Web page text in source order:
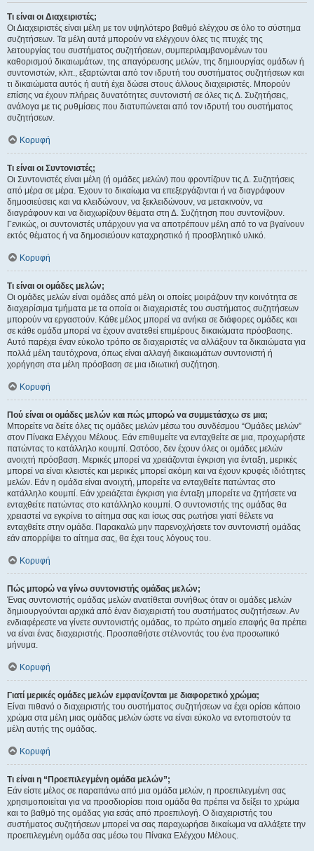
Τι είναι οι Διαχειριστές;
Οι Διαχειριστές είναι μέλη με τον υψηλότερο βαθμό ελέγχου σε όλο το σύστημα
συζητήσεων. Τα μέλη αυτά μπορούν να ελέγχουν όλες τις πτυχές της
λειτουργίας του συστήματος συζητήσεων, συμπεριλαμβανομένων του
καθορισμού δικαιωμάτων, της απαγόρευσης μελών, της δημιουργίας ομάδων ή
συντονιστών, κλπ., εξαρτώνται από τον ιδρυτή του συστήματος συζητήσεων και
τι δικαιώματα αυτός ή αυτή έχει δώσει στους άλλους διαχειριστές. Μπορούν
επίσης να έχουν πλήρεις δυνατότητες συντονιστή σε όλες τις Δ. Συζητήσεις,
ανάλογα με τις ρυθμίσεις που διατυπώνεται από τον ιδρυτή του συστήματος
συζητήσεων.
Κορυφή
Τι είναι οι Συντονιστές;
Οι Συντονιστές είναι μέλη (ή ομάδες μελών) που φροντίζουν τις Δ. Συζητήσεις
από μέρα σε μέρα. Έχουν το δικαίωμα να επεξεργάζονται ή να διαγράφουν
δημοσιεύσεις και να κλειδώνουν, να ξεκλειδώνουν, να μετακινούν, να
διαγράφουν και να διαχωρίζουν θέματα στη Δ. Συζήτηση που συντονίζουν.
Γενικώς, οι συντονιστές υπάρχουν για να αποτρέπουν μέλη από το να βγαίνουν
εκτός θέματος ή να δημοσιεύουν καταχρηστικό ή προσβλητικό υλικό.
Κορυφή
Τι είναι οι ομάδες μελών;
Οι ομάδες μελών είναι ομάδες από μέλη οι οποίες μοιράζουν την κοινότητα σε
διαχειρίσιμα τμήματα με τα οποία οι διαχειριστές του συστήματος συζητήσεων
μπορούν να εργαστούν. Κάθε μέλος μπορεί να ανήκει σε διάφορες ομάδες και
σε κάθε ομάδα μπορεί να έχουν ανατεθεί επιμέρους δικαιώματα πρόσβασης.
Αυτό παρέχει έναν εύκολο τρόπο σε διαχειριστές να αλλάξουν τα δικαιώματα για
πολλά μέλη ταυτόχρονα, όπως είναι αλλαγή δικαιωμάτων συντονιστή ή
χορήγηση στα μέλη πρόσβαση σε μια ιδιωτική συζήτηση.
Κορυφή
Πού είναι οι ομάδες μελών και πώς μπορώ να συμμετάσχω σε μια;
Μπορείτε να δείτε όλες τις ομάδες μελών μέσω του συνδέσμου “Ομάδες μελών”
στον Πίνακα Ελέγχου Μέλους. Εάν επιθυμείτε να ενταχθείτε σε μια, προχωρήστε
πατώντας το κατάλληλο κουμπί. Ωστόσο, δεν έχουν όλες οι ομάδες μελών
ανοιχτή πρόσβαση. Μερικές μπορεί να χρειάζονται έγκριση για ένταξη, μερικές
μπορεί να είναι κλειστές και μερικές μπορεί ακόμη και να έχουν κρυφές ιδιότητες
μελών. Εάν η ομάδα είναι ανοιχτή, μπορείτε να ενταχθείτε πατώντας στο
κατάλληλο κουμπί. Εάν χρειάζεται έγκριση για ένταξη μπορείτε να ζητήσετε να
ενταχθείτε πατώντας στο κατάλληλο κουμπί. Ο συντονιστής της ομάδας θα
χρειαστεί να εγκρίνει το αίτημα σας και ίσως σας ρωτήσει γιατί θέλετε να
ενταχθείτε στην ομάδα. Παρακαλώ μην παρενοχλήσετε τον συντονιστή ομάδας
εάν απορρίψει το αίτημα σας, θα έχει τους λόγους του.
Κορυφή
Πώς μπορώ να γίνω συντονιστής ομάδας μελών;
Ένας συντονιστής ομάδας μελών ανατίθεται συνήθως όταν οι ομάδες μελών
δημιουργούνται αρχικά από έναν διαχειριστή του συστήματος συζητήσεων. Αν
ενδιαφέρεστε να γίνετε συντονιστής ομάδας, το πρώτο σημείο επαφής θα πρέπει
να είναι ένας διαχειριστής. Προσπαθήστε στέλνοντάς του ένα προσωπικό
μήνυμα.
Κορυφή
Γιατί μερικές ομάδες μελών εμφανίζονται με διαφορετικό χρώμα;
Είναι πιθανό ο διαχειριστής του συστήματος συζητήσεων να έχει ορίσει κάποιο
χρώμα στα μέλη μιας ομάδας μελών ώστε να είναι εύκολο να εντοπιστούν τα
μέλη αυτής της ομάδας.
Κορυφή
Τι είναι η “Προεπιλεγμένη ομάδα μελών”;
Εάν είστε μέλος σε παραπάνω από μια ομάδα μελών, η προεπιλεγμένη σας
χρησιμοποιείται για να προσδιορίσει ποια ομάδα θα πρέπει να δείξει το χρώμα
και το βαθμό της ομάδας για εσάς από προεπιλογή. Ο διαχειριστής του
συστήματος συζητήσεων μπορεί να σας παραχωρήσει δικαίωμα να αλλάξετε την
προεπιλεγμένη ομάδα σας μέσω του Πίνακα Ελέγχου Μέλους.